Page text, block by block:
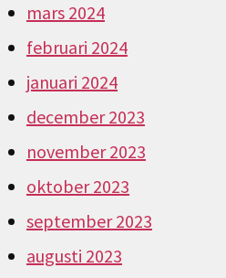
mars 2024
februari 2024
januari 2024
december 2023
november 2023
oktober 2023
september 2023
augusti 2023